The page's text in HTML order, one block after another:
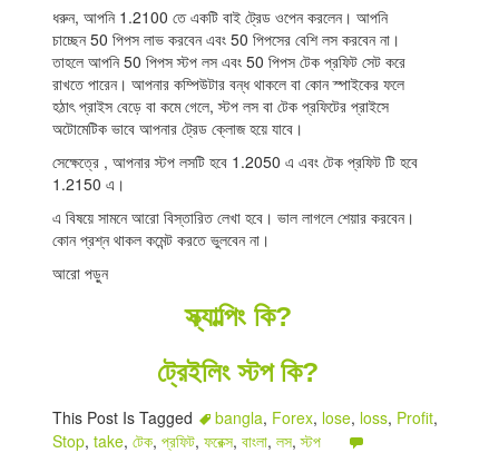
ধরুন, আপনি 1.2100 তে একটি বাই ট্রেড ওপেন করলেন। আপনি
চাচ্ছেন 50 পিপস লাভ করবেন এবং 50 পিপসের বেশি লস করবেন না।
তাহলে আপনি 50 পিপস স্টপ লস এবং 50 পিপস টেক প্রফিট সেট করে
রাখতে পারেন। আপনার কম্পিউটার বন্ধ থাকলে বা কোন স্পাইকের ফলে
হঠাৎ প্রাইস বেড়ে বা কমে গেলে, স্টপ লস বা টেক প্রফিটের প্রাইসে
অটোমেটিক ভাবে আপনার ট্রেড ক্লোজ হয়ে যাবে।
সেক্ষেত্রে , আপনার স্টপ লসটি হবে 1.2050 এ এবং টেক প্রফিট টি হবে
1.2150 এ।
এ বিষয়ে সামনে আরো বিস্তারিত লেখা হবে। ভাল লাগলে শেয়ার করবেন।
কোন প্রশ্ন থাকল কমেন্ট করতে ভুলবেন না।
আরো পড়ুন
স্ক্যাল্পিং কি?
ট্রেইলিং স্টপ কি?
This Post Is Tagged bangla, Forex, lose, loss, Profit,
Stop,take,টেক,প্রফিট,ফরেক্স,বাংলা,লস,স্টপ